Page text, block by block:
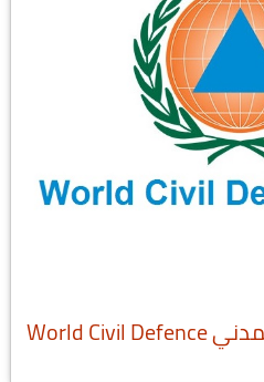
اليوم العالمي للدفاع المدني World Civil Defence